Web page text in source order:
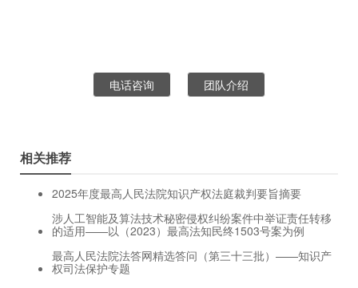
电话咨询 团队介绍
相关推荐
2025年度最高人民法院知识产权法庭裁判要旨摘要
涉人工智能及算法技术秘密侵权纠纷案件中举证责任转移
的适用——以（2023）最高法知民终1503号案为例
最高人民法院法答网精选答问（第三十三批）——知识产
权司法保护专题